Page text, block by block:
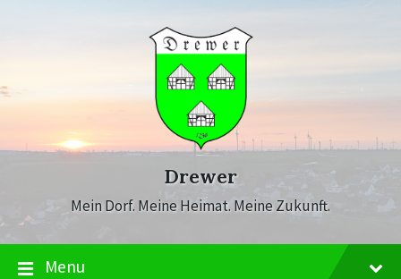
Drewer
Mein Dorf. Meine Heimat. Meine Zukunft.
Menu